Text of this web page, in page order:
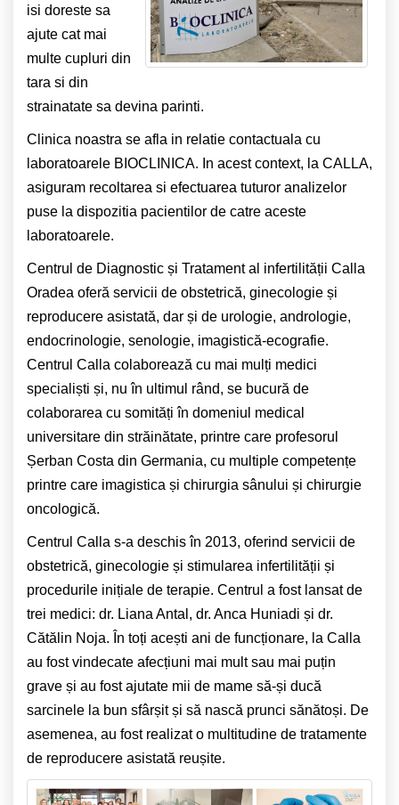
isi doreste sa
ajute cat mai
multe cupluri din
tara si din
strainatate sa devina parinti.
Clinica noastra se afla in relatie contactuala cu
laboratoarele BIOCLINICA. In acest context, la CALLA,
asiguram recoltarea si efectuarea tuturor analizelor
puse la dispozitia pacientilor de catre aceste
laboratoarele.
Centrul de Diagnostic și Tratament al infertilității Calla
Oradea oferă servicii de obstetrică, ginecologie și
reproducere asistată, dar și de urologie, andrologie,
endocrinologie, senologie, imagistică-ecografie.
Centrul Calla colaborează cu mai mulți medici
specialiști și, nu în ultimul rând, se bucură de
colaborarea cu somități în domeniul medical
universitare din străinătate, printre care profesorul
Șerban Costa din Germania, cu multiple competențe
printre care imagistica și chirurgia sânului și chirurgie
oncologică.
Centrul Calla s-a deschis în 2013, oferind servicii de
obstetrică, ginecologie și stimularea infertilității și
procedurile inițiale de terapie. Centrul a fost lansat de
trei medici: dr. Liana Antal, dr. Anca Huniadi și dr.
Cătălin Noja. În toți acești ani de funcționare, la Calla
au fost vindecate afecțiuni mai mult sau mai puțin
grave și au fost ajutate mii de mame să-și ducă
sarcinele la bun sfârșit și să nască prunci sănătoși. De
asemenea, au fost realizat o multitudine de tratamente
de reproducere asistată reușite.